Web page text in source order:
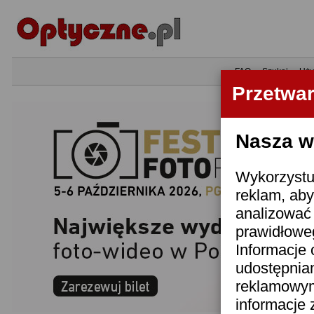
Nasza
reklam,
Informacje
informacje
•FAQ•Szukaj•